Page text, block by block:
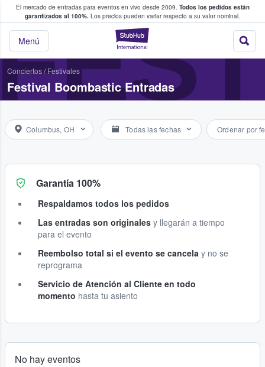
El mercado de entradas para eventos en vivo desde 2009. Todos los pedidos están
garantizados al 100%. Los precios pueden variar respecto a su valor nominal.
StubHub:
Menú
y venta de entradas entre fans
Conciertos/ Festivales
Festival Boombastic Entradas
Columbus, OH Todas las fechas Ordenar por
Garantía 100%
Respaldamos todos los pedidos
Las entradas son originales y llegarán a tiempo
para el evento
Reembolso total si el evento se cancela y no se
reprograma
Servicio de Atención al Cliente en todo
momento hasta tu asiento
No hay eventos